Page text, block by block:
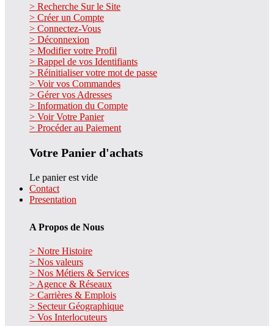
> Recherche Sur le Site
> Créer un Compte
> Connectez-Vous
> Déconnexion
> Modifier votre Profil
> Rappel de vos Identifiants
> Réinitialiser votre mot de passe
> Voir vos Commandes
> Gérer vos Adresses
> Information du Compte
> Voir Votre Panier
> Procéder au Paiement
Votre Panier d'achats
Le panier est vide
Contact
Presentation
A Propos de Nous
> Notre Histoire
> Nos valeurs
> Nos Métiers & Services
> Agence & Réseaux
> Carrières & Emplois
> Secteur Géographique
> Vos Interlocuteurs